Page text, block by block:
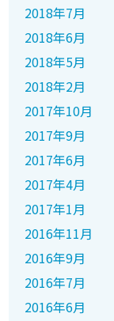
2018年7月
2018年6月
2018年5月
2018年2月
2017年10月
2017年9月
2017年6月
2017年4月
2017年1月
2016年11月
2016年9月
2016年7月
2016年6月